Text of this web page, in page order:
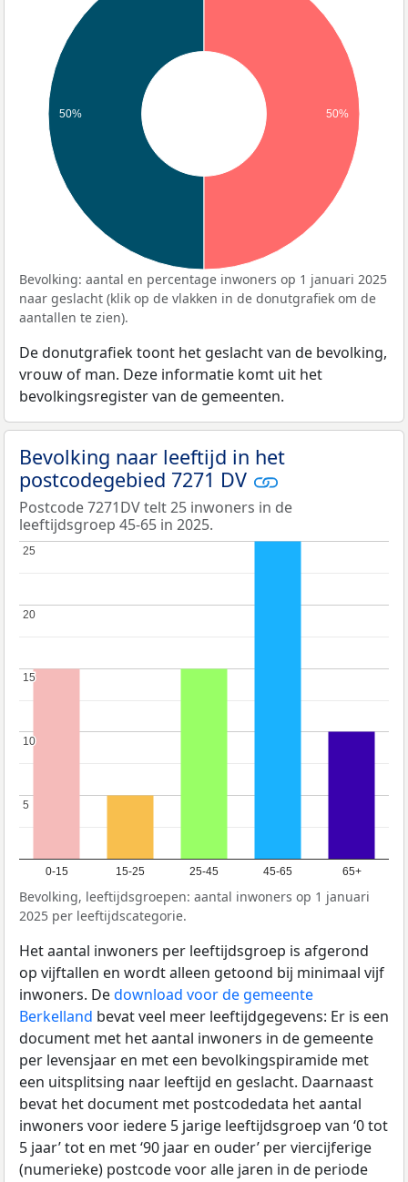
50% 50%
Bevolking: aantal en percentage inwoners op 1 januari 2025
naar geslacht (klik op de vlakken in de donutgrafiek om de
aantallen te zien).
De donutgrafiek toont het geslacht van de bevolking,
vrouw of man. Deze informatie komt uit het
bevolkingsregister van de gemeenten.
Bevolking naar leeftijd in het
postcodegebied 7271 DV
Postcode 7271DV telt 25 inwoners in de
leeftijdsgroep 45-65 in 2025.
0-15 15-25 25-45 45-65 65+
5
5
10
10
15
15
20
20
25
25
Bevolking, leeftijdsgroepen: aantal inwoners op 1 januari
2025 per leeftijdscategorie.
Het aantal inwoners per leeftijdsgroep is afgerond
op vijftallen en wordt alleen getoond bij minimaal vijf
inwoners. Dedownload voor de gemeente
Berkelland bevat veel meer leeftijdgegevens: Er is een
document met het aantal inwoners in de gemeente
per levensjaar en met een bevolkingspiramide met
een uitsplitsing naar leeftijd en geslacht. Daarnaast
bevat het document met postcodedata het aantal
inwoners voor iedere 5 jarige leeftijdsgroep van ‘0 tot
5 jaar’ tot en met ‘90 jaar en ouder’ per viercijferige
(numerieke) postcode voor alle jaren in de periode